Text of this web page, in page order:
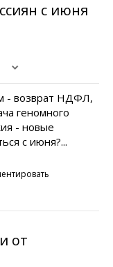
с июня
- возврат НДФЛ,
геномного
- новые
с июня?...
от